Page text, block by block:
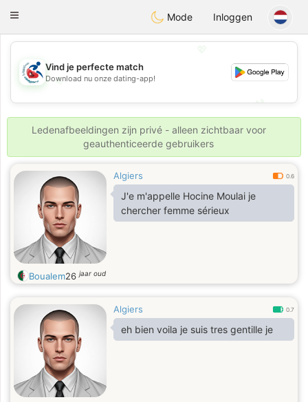
Handi Space
Toggle
Mode Inloggen
💖
💕
Vind je perfecte match
Download nu onze dating-app!
Ledenafbeeldingen zijn privé - alleen zichtbaar voor
geauthenticeerde gebruikers
Algiers 0.6
J'e m'appelle Hocine Moulai je
chercher femme sérieux
Boualem26jaar oud
Algiers 0.7
eh bien voila je suis tres gentille je